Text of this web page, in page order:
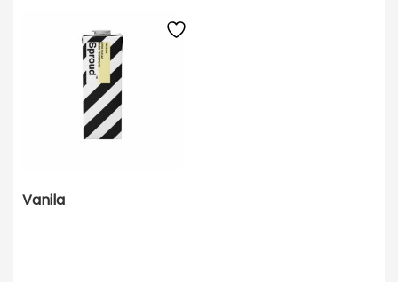
Vanila